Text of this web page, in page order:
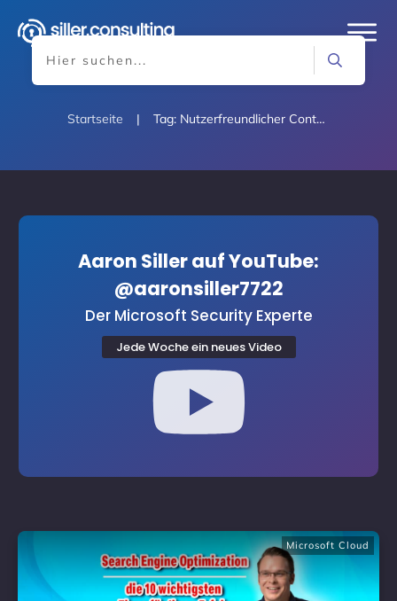
Startseite | Tag: Nutzerfreundlicher Content
Aaron Siller auf YouTube:
@aaronsiller7722
Der Microsoft Security Experte
Jede Woche ein neues Video
Microsoft Cloud